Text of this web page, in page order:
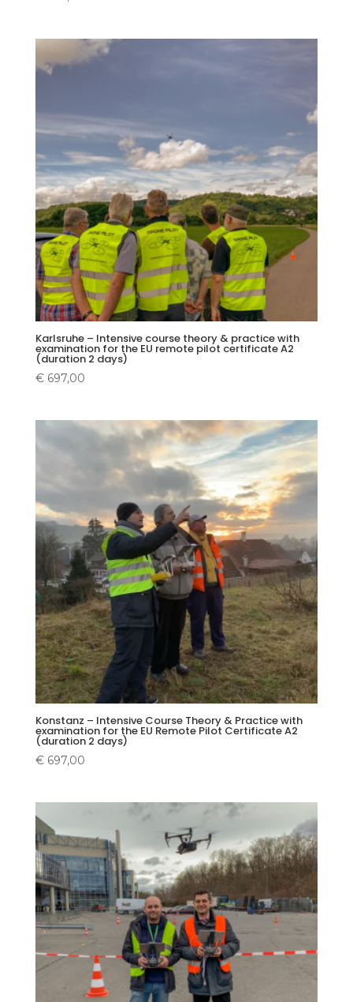
Karlsruhe – Intensive course theory & practice with
examination for the EU remote pilot certificate A2
(duration 2 days)
€697,00
Konstanz – Intensive Course Theory & Practice with
examination for the EU Remote Pilot Certificate A2
(duration 2 days)
€697,00